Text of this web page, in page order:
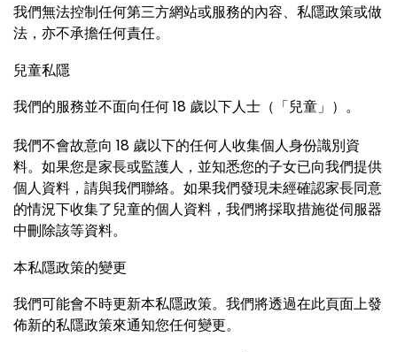
我們無法控制任何第三方網站或服務的內容、私隱政策或做
法，亦不承擔任何責任。
兒童私隱
我們的服務並不面向任何 18 歲以下人士（「兒童」）。
我們不會故意向 18 歲以下的任何人收集個人身份識別資
料。如果您是家長或監護人，並知悉您的子女已向我們提供
個人資料，請與我們聯絡。如果我們發現未經確認家長同意
的情況下收集了兒童的個人資料，我們將採取措施從伺服器
中刪除該等資料。
本私隱政策的變更
我們可能會不時更新本私隱政策。我們將透過在此頁面上發
佈新的私隱政策來通知您任何變更。